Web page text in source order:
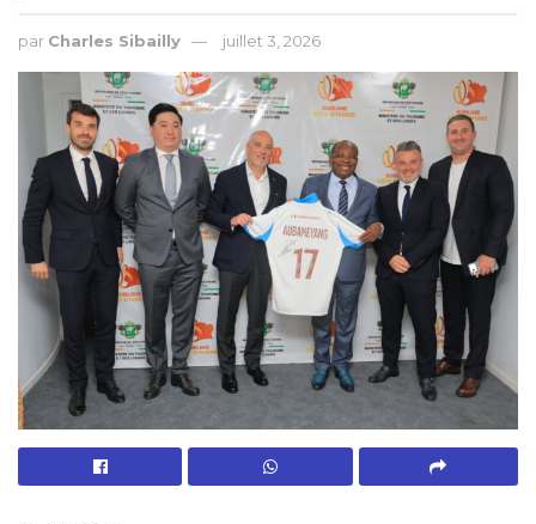
par Charles Sibailly juillet 3, 2026